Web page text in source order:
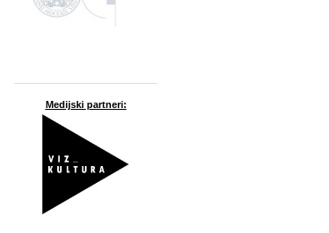
Medijski partneri: